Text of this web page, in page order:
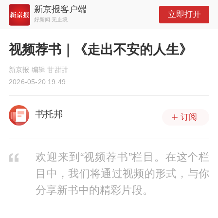
新京报客户端
好新闻 无止境
立即打开
视频荐书｜《走出不安的人生》
新京报 编辑 甘甜甜
2026-05-20 19:49
书托邦 订阅
欢迎来到“视频荐书”栏目。在这个栏
目中，我们将通过视频的形式，与你
分享新书中的精彩片段。